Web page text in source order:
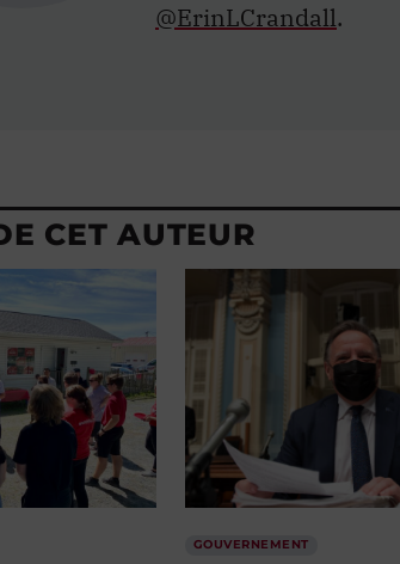
@ErinLCrandall.
CET AUTEUR
GOUVERNEMENT